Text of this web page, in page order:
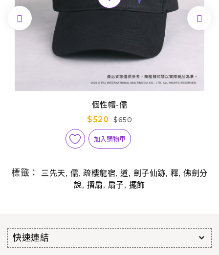
個性帽-儒
$520
$650
加入購物車
 
標籤： 三先天, 儒,疏樓龍宿,道, 劍子仙跡, 釋,佛劍分
說, 摺扇, 扇子, 擺飾
快速連結